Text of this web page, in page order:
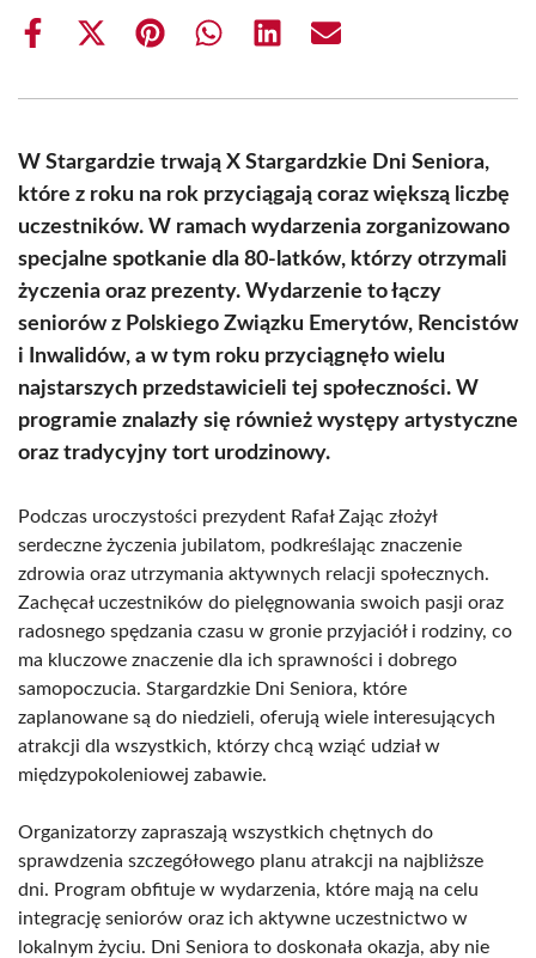
Share
Share
(Twitter)
Share Share Share Share
W Stargardzie trwają X Stargardzkie Dni Seniora,
które z roku na rok przyciągają coraz większą liczbę
uczestników. W ramach wydarzenia zorganizowano
specjalne spotkanie dla 80-latków, którzy otrzymali
życzenia oraz prezenty. Wydarzenie to łączy
seniorów z Polskiego Związku Emerytów, Rencistów
i Inwalidów, a w tym roku przyciągnęło wielu
najstarszych przedstawicieli tej społeczności. W
programie znalazły się również występy artystyczne
oraz tradycyjny tort urodzinowy.
Podczas uroczystości prezydent Rafał Zając złożył
serdeczne życzenia jubilatom, podkreślając znaczenie
zdrowia oraz utrzymania aktywnych relacji społecznych.
Zachęcał uczestników do pielęgnowania swoich pasji oraz
radosnego spędzania czasu w gronie przyjaciół i rodziny, co
ma kluczowe znaczenie dla ich sprawności i dobrego
samopoczucia. Stargardzkie Dni Seniora, które
zaplanowane są do niedzieli, oferują wiele interesujących
atrakcji dla wszystkich, którzy chcą wziąć udział w
międzypokoleniowej zabawie.
Organizatorzy zapraszają wszystkich chętnych do
sprawdzenia szczegółowego planu atrakcji na najbliższe
dni. Program obfituje w wydarzenia, które mają na celu
integrację seniorów oraz ich aktywne uczestnictwo w
lokalnym życiu. Dni Seniora to doskonała okazja, aby nie